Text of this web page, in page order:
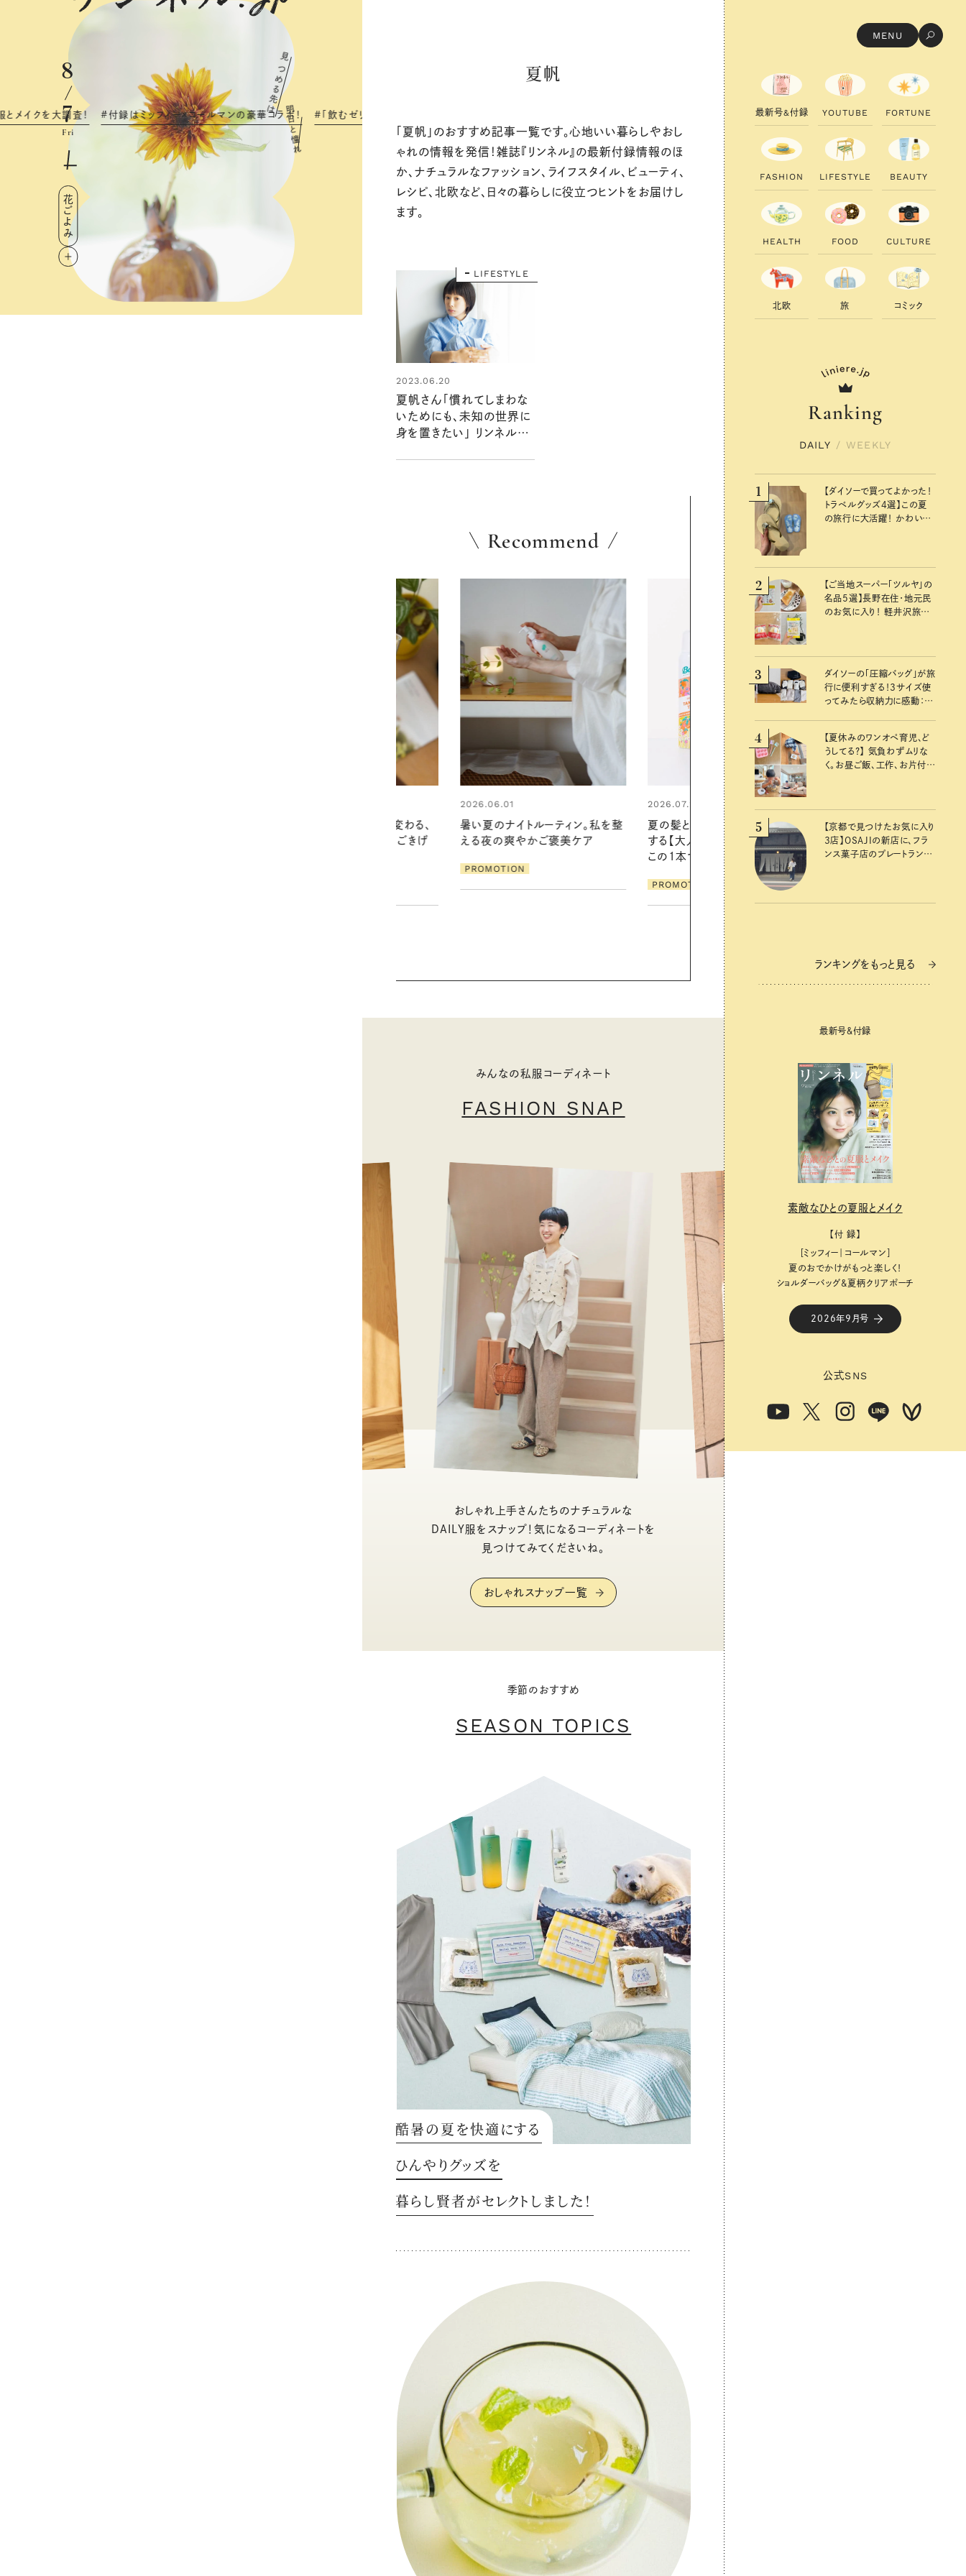
MENU
見
つ
め
る
先
は
明
日
と
憧
れ
8
7
Fri
花ごよみ
ィー×コールマンの豪 華コラボ！ #「飲むゼリー」のレシピで夏の喉を うる おそう 周 迎えました！ To ay’s Pic
夏帆
「夏帆」のおすすめ記事一覧です。心地いい暮らしやおし
ゃれの情報を発信！雑誌『リンネル』の最新付録情報のほ
か、ナチュラルなファッション、ライフスタイル、ビューティ、
レシピ、北欧など、日々の暮らしに役立つヒントをお届けし
ます。
LIFESTYLE
2023.06.20
夏帆さん「慣れてしまわな
いためにも、未知の世界に
身を置きたい」 リンネル8
Recommend
暑い夏のナイトルーティン。私を整
える夜の爽やかご褒美ケア
2026.07.24
夏の髪と心が瞬時にリフレッシュ
する【大人気のドライシャンプー】
地よく
2026.06.01
真夏に向けて、ハーブが香るひん
やりジェルと出合う。暑い季節に心
地よくうるおう、軽やかなボディケ
PROMOTION
みんなの私服コーディネート
FASHION SNAP
おしゃれ上手さんたちのナチュラルな
DAILY服をスナップ！気になるコーディネートを
見つけてみてくださいね。
おしゃれスナップ一覧
季節のおすすめ
SEASON TOPICS
酷暑の夏を快適にする
ひんやりグッズを
暮らし賢者がセレクトしました！
最新号&付録 YOUTU B E FORTU N E
FAS H ION LI FESTYLE B EAUTY
H EALTH FOOD CU LTU RE
北欧 旅 コ ミ ック
Ranking
DAILY / WEEKLY
1
【ダイソーで買ってよかった！
トラベルグッズ4選】この夏
の旅行に大活躍！ かわいく
2
【ご当地スーパー「ツルヤ」の
名品5選】長野在住・地元民
のお気に入り！ 軽井沢旅の
3
ダイソーの「圧縮バッグ」が旅
行に便利すぎる！3サイズ使
ってみたら収納力に感動：
4
【夏休みのワンオペ育児、ど
うしてる？】 気負わずムリな
く。お昼ご飯、工作、お片付け
5
【京都で見つけたお気に入り
3店】OSAJIの新店に、フラ
ンス菓子店のプレートラン
ランキングをもっと見る
最新号＆付録
素敵なひとの夏服とメイク
【付 録】
［ミッフィー｜コールマン］
夏のおでかけがもっと楽しく！
ショルダーバッグ&夏柄クリアポーチ
2026年9月号
公式SNS